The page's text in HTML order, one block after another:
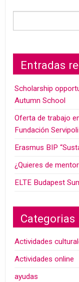
Entradas
Scholarship
Autumn School
Oferta de trabajo
Fundación Servipoli
Erasmus BIP
¿Quieres de
ELTE Budapest
Categorias
Actividades
Actividades online
ayudas